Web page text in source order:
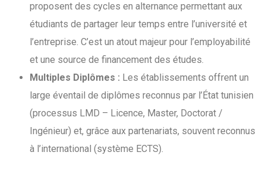
proposent des cycles en alternance permettant aux
étudiants de partager leur temps entre l’université et
l’entreprise. C’est un atout majeur pour l’employabilité
et une source de financement des études.
Multiples Diplômes : Les établissements offrent un
large éventail de diplômes reconnus par l’État tunisien
(processus LMD – Licence, Master, Doctorat /
Ingénieur) et, grâce aux partenariats, souvent reconnus
à l’international (système ECTS).